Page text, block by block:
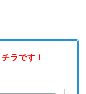
ラです！